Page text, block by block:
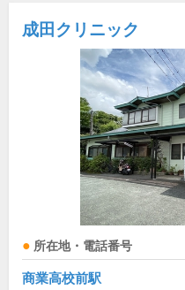
成田クリニック
所在地・電話番号
商業高校前駅